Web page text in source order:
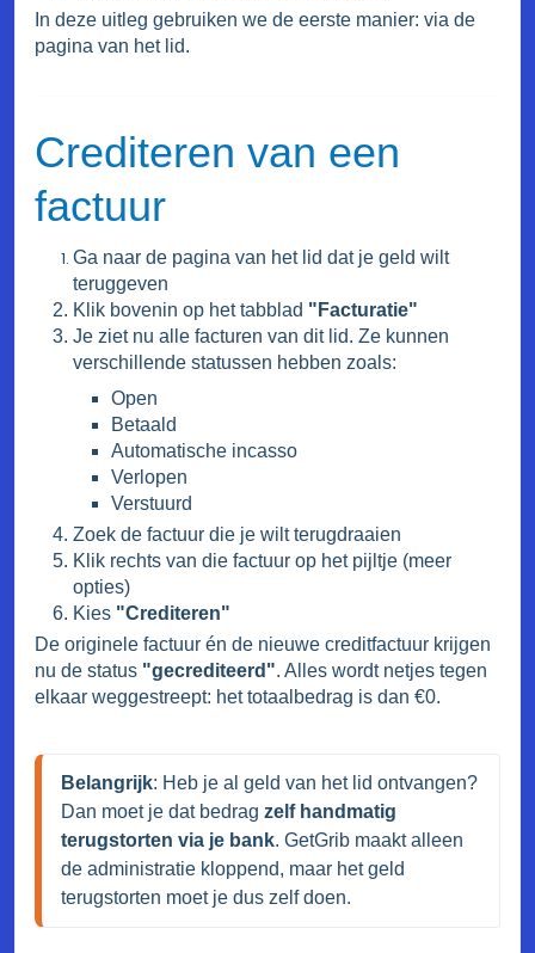
In deze uitleg gebruiken we de eerste manier: via de
pagina van het lid.
Crediteren van een
factuur
Ga naar de pagina van het lid dat je geld wilt
teruggeven
Klik bovenin op het tabblad "Facturatie"
Je ziet nu alle facturen van dit lid. Ze kunnen
verschillende statussen hebben zoals:
Open
Betaald
Automatische incasso
Verlopen
Verstuurd
Zoek de factuur die je wilt terugdraaien
Klik rechts van die factuur op het pijltje (meer
opties)
Kies "Crediteren"
De originele factuur én de nieuwe creditfactuur krijgen
nu de status "gecrediteerd". Alles wordt netjes tegen
elkaar weggestreept: het totaalbedrag is dan €0.
Belangrijk: Heb je al geld van het lid ontvangen?
Dan moet je dat bedrag zelf handmatig
terugstorten via je bank. GetGrib maakt alleen
de administratie kloppend, maar het geld
terugstorten moet je dus zelf doen.